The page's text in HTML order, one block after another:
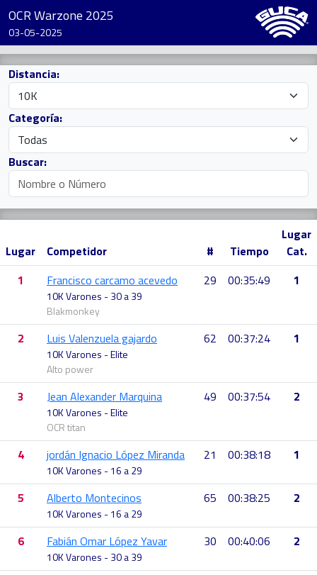
OCR Warzone 2025
03-05-2025
Distancia:
Categoría:
Buscar:
Lugar Competidor # Tiempo
Lugar
Cat.
1
Francisco carcamo acevedo
10K Varones - 30 a 39
Blakmonkey
29 00:35:49 1
2 Luis Valenzuela gajardo
10K Varones - Elite
Alto power
62 00:37:24 1
3 Jean Alexander Marquina
10K Varones - Elite
OCR titan
49 00:37:54 2
4 jordán Ignacio López Miranda
10K Varones - 16 a 29
21 00:38:18 1
5 Alberto Montecinos
10K Varones - 16 a 29
65 00:38:25 2
6 Fabián Omar López Yavar
10K Varones - 30 a 39
30 00:40:06 2